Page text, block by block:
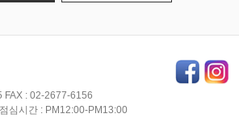
FAX : 02-2677-6156
심시간 : PM12:00-PM13:00